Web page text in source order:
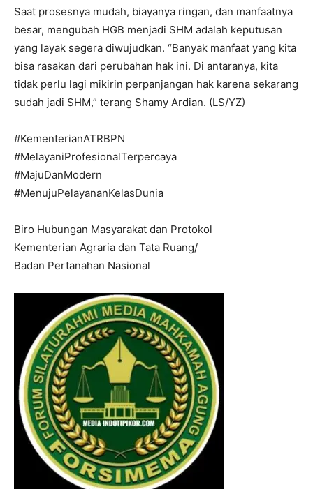
I WANT IN
I've read and accept the Privacy Policy .
Saat prosesnya mudah, biayanya ringan, dan manfaatnya
besar, mengubah HGB menjadi SHM adalah keputusan
yang layak segera diwujudkan. “Banyak manfaat yang kita
bisa rasakan dari perubahan hak ini. Di antaranya, kita
tidak perlu lagi mikirin perpanjangan hak karena sekarang
sudah jadi SHM,” terang Shamy Ardian. (LS/YZ)
#KementerianATRBPN
#MelayaniProfesionalTerpercaya
#MajuDanModern
#MenujuPelayananKelasDunia
Biro Hubungan Masyarakat dan Protokol
Kementerian Agraria dan Tata Ruang/
Badan Pertanahan Nasional